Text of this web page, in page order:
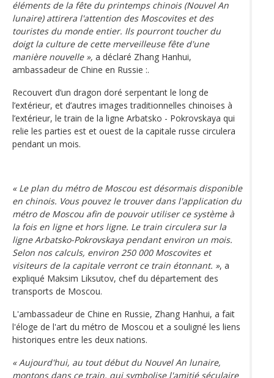
éléments de la fête du printemps chinois (Nouvel An
lunaire) attirera l'attention des Moscovites et des
touristes du monde entier. Ils pourront toucher du
doigt la culture de cette merveilleuse fête d'une
manière nouvelle », a déclaré Zhang Hanhui,
ambassadeur de Chine en Russie :.
Recouvert d’un dragon doré serpentant le long de
l’extérieur, et d’autres images traditionnelles chinoises à
l’extérieur, le train de la ligne Arbatsko - Pokrovskaya qui
relie les parties est et ouest de la capitale russe circulera
pendant un mois.
« Le plan du métro de Moscou est désormais disponible
en chinois. Vous pouvez le trouver dans l'application du
métro de Moscou afin de pouvoir utiliser ce système à
la fois en ligne et hors ligne. Le train circulera sur la
ligne Arbatsko-Pokrovskaya pendant environ un mois.
Selon nos calculs, environ 250 000 Moscovites et
visiteurs de la capitale verront ce train étonnant. », a
expliqué Maksim Liksutov, chef du département des
transports de Moscou.
L'ambassadeur de Chine en Russie, Zhang Hanhui, a fait
l'éloge de l'art du métro de Moscou et a souligné les liens
historiques entre les deux nations.
« Aujourd'hui, au tout début du Nouvel An lunaire,
montons dans ce train, qui symbolise l'amitié séculaire